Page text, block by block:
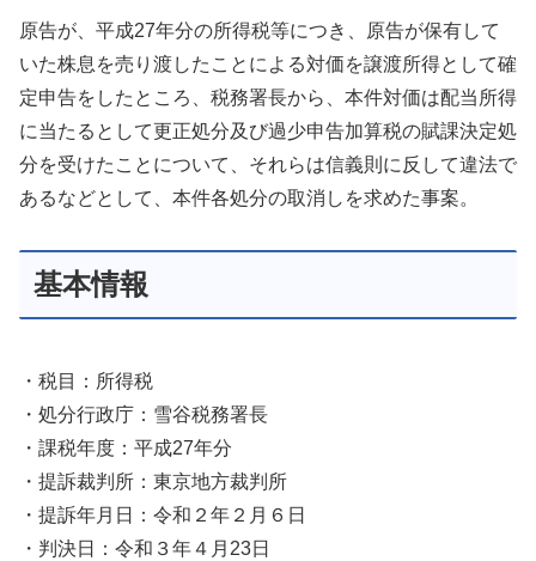
原告が、平成27年分の所得税等につき、原告が保有して
いた株息を売り渡したことによる対価を譲渡所得として確
定申告をしたところ、税務署長から、本件対価は配当所得
に当たるとして更正処分及び過少申告加算税の賦課決定処
分を受けたことについて、それらは信義則に反して違法で
あるなどとして、本件各処分の取消しを求めた事案。
基本情報
・税目：所得税
・処分行政庁：雪谷税務署長
・課税年度：平成27年分
・提訴裁判所：東京地方裁判所
・提訴年月日：令和２年２月６日
・判決日：令和３年４月23日